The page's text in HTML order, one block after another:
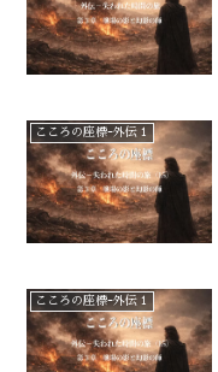
こころの座標ｰ外伝１
こころの座標ｰ外伝１